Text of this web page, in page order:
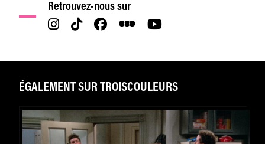
Retrouvez-nous sur
ÉGALEMENT SUR TROISCOULEURS